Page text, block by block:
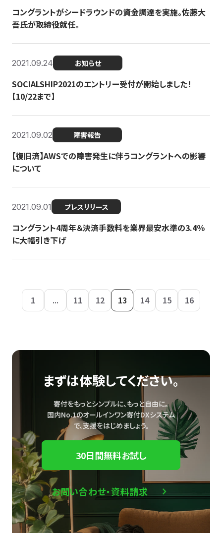
コングラントがシードラウンドの資金調達を実施。佐藤大
吾氏が取締役就任。
2021.09.24 お知らせ
SOCIALSHIP2021のエントリー受付が開始しました！
【10/22まで】
2021.09.02 障害報告
【復旧済】AWSでの障害発生に伴うコングラントへの影響
について
2021.09.01 プレスリリース
コングラント4周年＆決済手数料を業界最安水準の3.4％
に大幅引き下げ
1 ... 11 12 13 14 15 16
まずは体験してください。
寄付をもっとシンプルに、もっと自由に。
国内No.1のオールインワン寄付DXシステム
で、支援をはじめましょう。
30日間無料お試し
お問い合わせ・資料請求